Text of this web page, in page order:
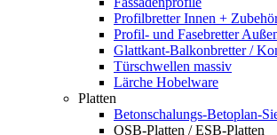
Profilbretter Innen +
Profil- und Fasebretter
Glattkant-Balkonbretter /
Türschwellen massiv
Lärche Hobelware
Platten
Betonschalungs-Betoplan-
OSB-Platten / ESB-Platten